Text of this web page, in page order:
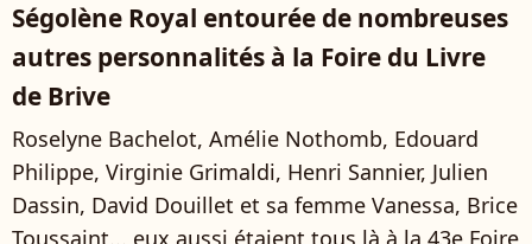
Ségolène Royal entourée de nombreuses
autres personnalités à la Foire du Livre
de Brive
Roselyne Bachelot, Amélie Nothomb, Edouard
Philippe, Virginie Grimaldi, Henri Sannier, Julien
Dassin, David Douillet et sa femme Vanessa, Brice
Toussaint... eux aussi étaient tous là à la 43e Foire